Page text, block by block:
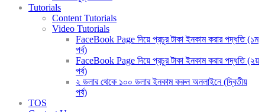
Tutorials
Content Tutorials
Video Tutorials
FaceBook Page দিয়ে প্রচুর টাকা ইনকাম করার পদ্ধতি (১ম
পর্ব)
FaceBook Page দিয়ে প্রচুর টাকা ইনকাম করার পদ্ধতি (২য়
পর্ব)
২ ডলার থেকে ১০০ ডলার ইনকাম করুন অনলাইনে (দ্বিতীয়
পর্ব)
TOS